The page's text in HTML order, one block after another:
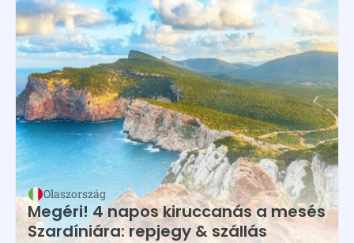
Olaszország
Megéri! 4 napos kiruccanás a mesés
Szardíniára: repjegy & szállás